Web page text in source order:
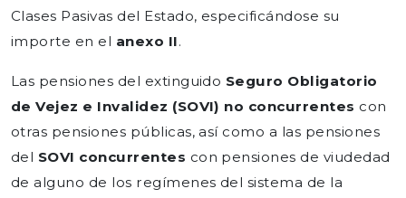
Clases Pasivas del Estado, especificándose su
importe en el anexo II.
Las pensiones del extinguido Seguro Obligatorio
de Vejez e Invalidez (SOVI) no concurrentes con
otras pensiones públicas, así como a las pensiones
del SOVI concurrentes con pensiones de viudedad
de alguno de los regímenes del sistema de la